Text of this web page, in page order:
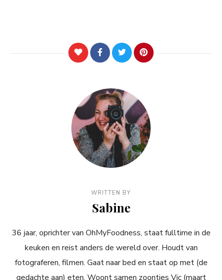
WRITTEN BY
Sabine
36 jaar, oprichter van OhMyFoodness, staat fulltime in de
keuken en reist anders de wereld over. Houdt van
fotograferen, filmen. Gaat naar bed en staat op met (de
gedachte aan) eten. Woont samen zoontjes Vic (maart